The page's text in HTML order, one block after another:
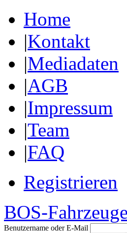
Home
|Kontakt
|Mediadaten
|AGB
|Impressum
|Team
|FAQ
Registrieren
BOS-
Benutzername oder E-Mail